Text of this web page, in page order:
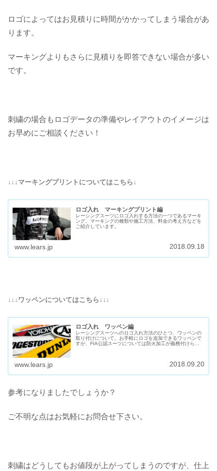
ロゴによってはお見積りに時間がかかってしまう場合があ
ります。
マーキングよりもさらに見積りを即答できない場合が多い
です。
刺繍の場合もロゴデータの準備やレイアウトのイメージは
お早めにご相談ください！
↓↓↓マーキングプリントについてはこちら↓
ロゴ入れ マーキングプリント編
レーシングスーツにロゴ入れする方法の一つであるマーキ
ング。マーキングの種類や施工方法、料金の考え方などを
ご紹介しています。
www.lears.jp 2018.09.18
↓↓↓ワッペンについてはこちら↓↓↓
ロゴ入れ ワッペン編
レーシングスーツへのロゴ入れ方法のひとつ、ワッペンの
取り付けについて。お手軽にロゴを追加できるワッペンで
すが、FIA公認スーツについては防火加工が義務付けられ
www.lears.jp 2018.09.20
参考になりましたでしょうか？
ご不明な点はお気軽にお問合せ下さい。
刺繍はどうしてもお値段が上がってしまうのですが、仕上